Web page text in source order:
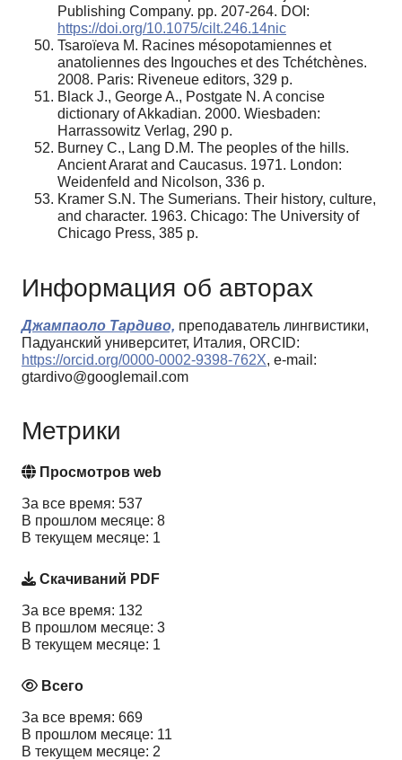
Publishing Company. pp. 207-264. DOI:
https://doi.org/10.1075/cilt.246.14nic
Tsaroïeva M. Racines mésopotamiennes et
anatoliennes des Ingouches et des Tchétchènes.
2008. Paris: Riveneue editors, 329 p.
Black J., George A., Postgate N. A concise
dictionary of Akkadian. 2000. Wiesbaden:
Harrassowitz Verlag, 290 p.
Burney C., Lang D.M. The peoples of the hills.
Ancient Ararat and Caucasus. 1971. London:
Weidenfeld and Nicolson, 336 p.
Kramer S.N. The Sumerians. Their history, culture,
and character. 1963. Chicago: The University of
Chicago Press, 385 p.
Информация об авторах
Джампаоло Тардиво, преподаватель лингвистики,
Падуанский университет, Италия, ORCID:
https://orcid.org/0000-0002-9398-762X, e-mail:
gtardivo@googlemail.com
Метрики
Просмотров web
За все время: 537
В прошлом месяце: 8
В текущем месяце: 1
Скачиваний PDF
За все время: 132
В прошлом месяце: 3
В текущем месяце: 1
Всего
За все время: 669
В прошлом месяце: 11
В текущем месяце: 2